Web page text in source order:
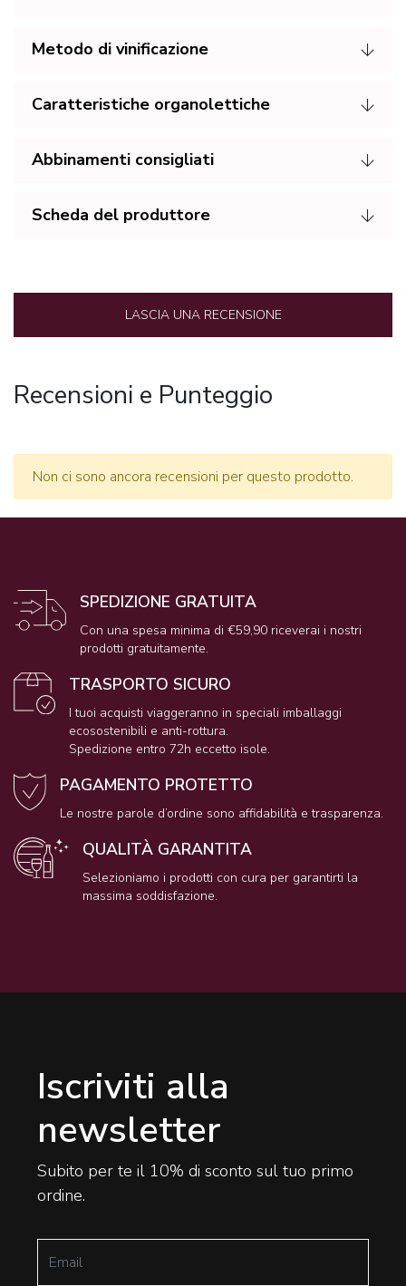
Metodo di vinificazione
Caratteristiche organolettiche
Abbinamenti consigliati
Scheda del produttore
LASCIA UNA RECENSIONE
Recensioni e Punteggio
Non ci sono ancora recensioni per questo prodotto.
SPEDIZIONE GRATUITA
Con una spesa minima di €59,90 riceverai i nostri
prodotti gratuitamente.
TRASPORTO SICURO
I tuoi acquisti viaggeranno in speciali imballaggi
ecosostenibili e anti-rottura.
Spedizione entro 72h eccetto isole.
PAGAMENTO PROTETTO
Le nostre parole d’ordine sono affidabilità e trasparenza.
QUALITÀ GARANTITA
Selezioniamo i prodotti con cura per garantirti la
massima soddisfazione.
Iscriviti alla
newsletter
Subito per te il 10% di sconto sul tuo primo
ordine.